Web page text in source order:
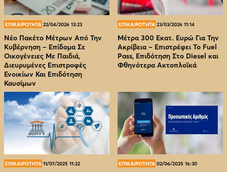
ΕΠΙΚΑΙΡΟΤΗΤΑ 22/04/2026 13:23
Νέο Πακέτο Μέτρων Από Την
Κυβέρνηση – Επίδομα Σε
Οικογένειες Με Παιδιά,
Διευρυμένες Επιστροφές
Ενοικίων Και Επιδότηση
Καυσίμων
ΕΠΙΚΑΙΡΟΤΗΤΑ 23/03/2026 11:14
Μέτρα 300 Εκατ. Ευρώ Για Την
Ακρίβεια – Επιστρέφει Το Fuel
Pass, Επιδότηση Στο Diesel και
Φθηνότερα Ακτοπλοϊκά
ΕΠΙΚΑΙΡΟΤΗΤΑ 11/07/2025 11:22 ΕΠΙΚΑΙΡΟΤΗΤΑ 02/06/2025 16:30